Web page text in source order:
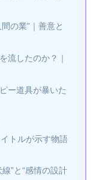
の業”｜善意と
流したのか？｜
ー道具が暴いた
トルが示す物語
”と“感情の設計